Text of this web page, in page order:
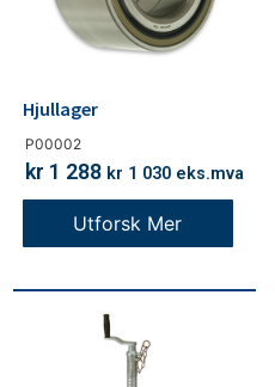
P00002
Hjullager
kr 1 288 kr 1 030 eks.mva
Utforsk Mer